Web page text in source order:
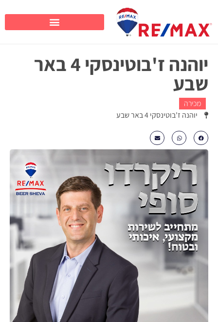
יוהנה ז'בוטינסקי 4 באר
שבע
מכירה
יוהנה ז'בוטינסקי 4 באר שבע
₪1,265,000